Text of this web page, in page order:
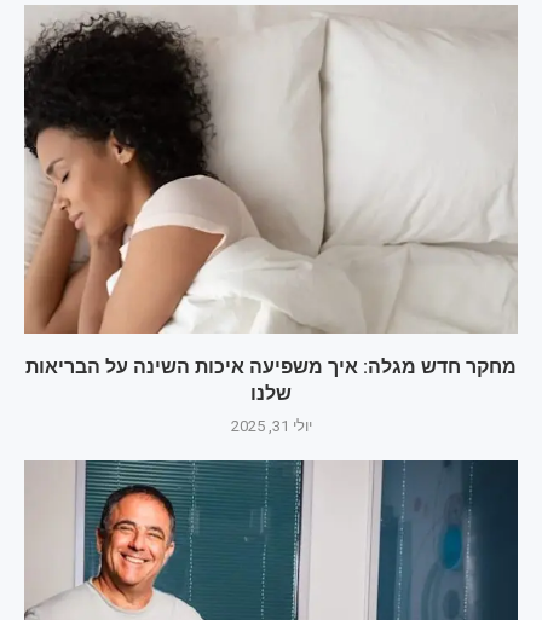
מחקר חדש מגלה: איך משפיעה איכות השינה על הבריאות
שלנו
יולי 31, 2025